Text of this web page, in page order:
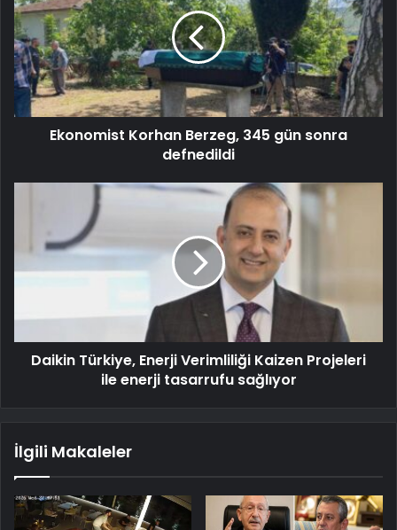
Ekonomist Korhan Berzeg, 345 gün sonra
defnedildi
Daikin Türkiye, Enerji Verimliliği Kaizen Projeleri
ile enerji tasarrufu sağlıyor
İlgili Makaleler